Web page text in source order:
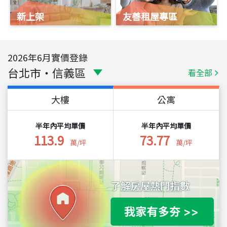
新上架 友善租屋專區
2026年6月實價登錄
台北市 ・ 信義區 看全部
大樓
半年內平均單價
113.9 萬/坪
公寓
半年內平均單價
73.77 萬/坪